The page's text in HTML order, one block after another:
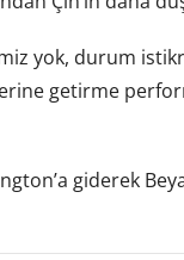
yok, durum
getirme
giderek